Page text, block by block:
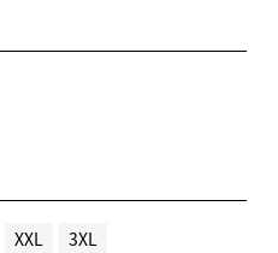
XXL 3XL